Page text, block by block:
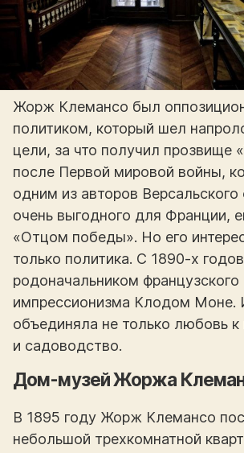
Жорж Клемансо был
политиком, который шел
цели, за что получил прозвище
после Первой мировой войны,
одним из авторов Версальского
очень выгодного для Франции,
«Отцом победы». Но его
только политика. С 1890-х
родоначальником французского
импрессионизма Клодом Моне.
объединяла не только любовь к
и садоводство.
Дом-музей Жоржа
В 1895 году Жорж Клемансо
небольшой трехкомнатной